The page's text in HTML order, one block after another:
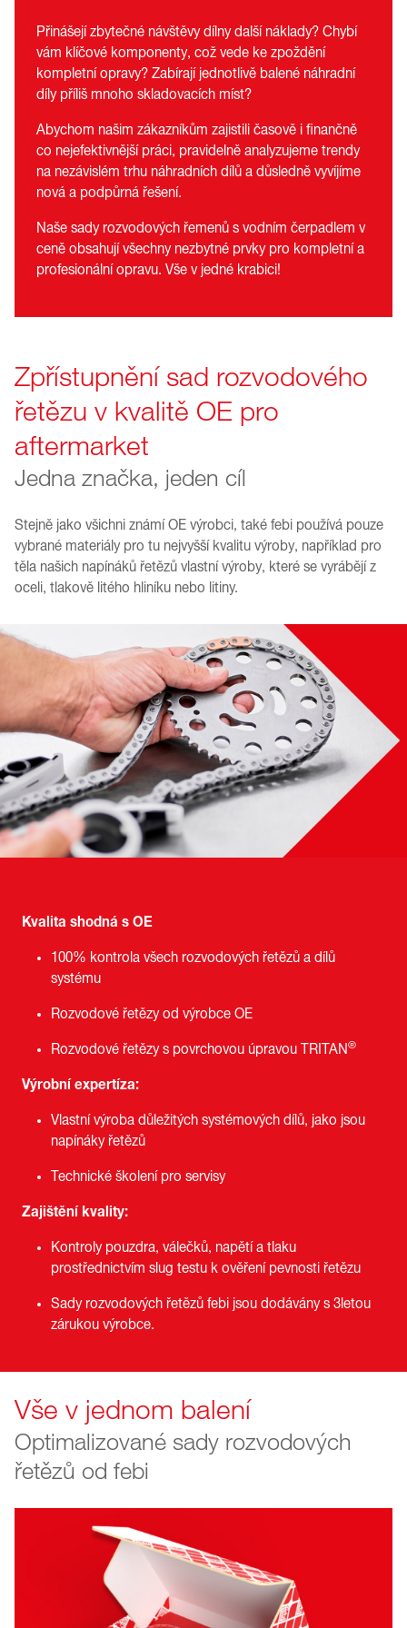
Přinášejí zbytečné návštěvy dílny další náklady? Chybí
vám klíčové komponenty, což vede ke zpoždění
kompletní opravy? Zabírají jednotlivě balené náhradní
díly příliš mnoho skladovacích míst?
Abychom našim zákazníkům zajistili časově i finančně
co nejefektivnější práci, pravidelně analyzujeme trendy
na nezávislém trhu náhradních dílů a důsledně vyvíjíme
nová a podpůrná řešení.
Naše sady rozvodových řemenů s vodním čerpadlem v
ceně obsahují všechny nezbytné prvky pro kompletní a
profesionální opravu. Vše v jedné krabici!
Zpřístupnění sad rozvodového
řetězu v kvalitě OE pro
aftermarket
Jedna značka, jeden cíl
Stejně jako všichni známí OE výrobci, také febi používá pouze
vybrané materiály pro tu nejvyšší kvalitu výroby, například pro
těla našich napínáků řetězů vlastní výroby, které se vyrábějí z
oceli, tlakově litého hliníku nebo litiny.
Kvalita shodná s OE
100% kontrola všech rozvodových řetězů a dílů
systému
Rozvodové řetězy od výrobce OE
Rozvodové řetězy s povrchovou úpravou TRITAN®
Výrobní expertíza:
Vlastní výroba důležitých systémových dílů, jako jsou
napínáky řetězů
Technické školení pro servisy
Zajištění kvality:
Kontroly pouzdra, válečků, napětí a tlaku
prostřednictvím slug testu k ověření pevnosti řetězu
Sady rozvodových řetězů febi jsou dodávány s 3letou
zárukou výrobce.
Vše v jednom balení
Optimalizované sady rozvodových
řetězů od febi